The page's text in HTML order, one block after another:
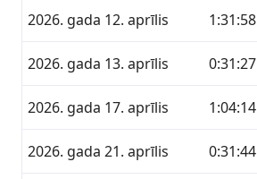
2026. gada 12. aprīlis 1:31:58
2026. gada 13. aprīlis 0:31:27
2026. gada 17. aprīlis 1:04:14
2026. gada 21. aprīlis 0:31:44